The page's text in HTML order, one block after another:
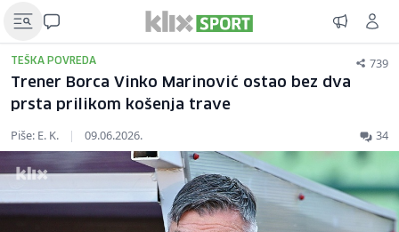
TEŠKA POVREDA 739
Trener Borca Vinko Marinović ostao bez dva
prsta prilikom košenja trave
Piše: E. K. | 09.06.2026. 34